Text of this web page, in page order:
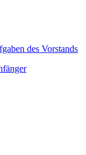
des Vorstands